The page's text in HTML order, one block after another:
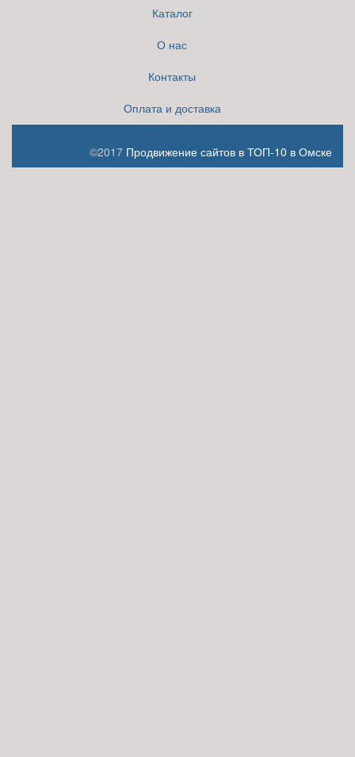
Каталог
О нас
Контакты
Оплата и доставка
©2017 Продвижение сайтов в ТОП-10 в Омске